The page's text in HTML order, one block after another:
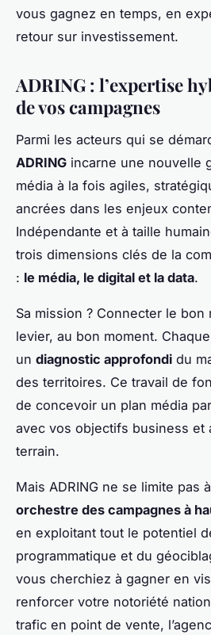
vous gagnez en temps, en
retour sur investissement.
ADRING : l’expertise
de vos campagnes
Parmi les acteurs qui se
ADRING incarne une nouvelle
média à la fois agiles,
ancrées dans les enjeux
Indépendante et à taille
trois dimensions clés de la
: le média, le digital et la data.
Sa mission ? Connecter le bon
levier, au bon moment.
un diagnostic approfondi du
des territoires. Ce travail de
de concevoir un plan média
avec vos objectifs business et
terrain.
Mais ADRING ne se limite pas
orchestre des campagnes à
en exploitant tout le potentiel
programmatique et du
vous cherchiez à gagner en
renforcer votre notoriété
trafic en point de vente,